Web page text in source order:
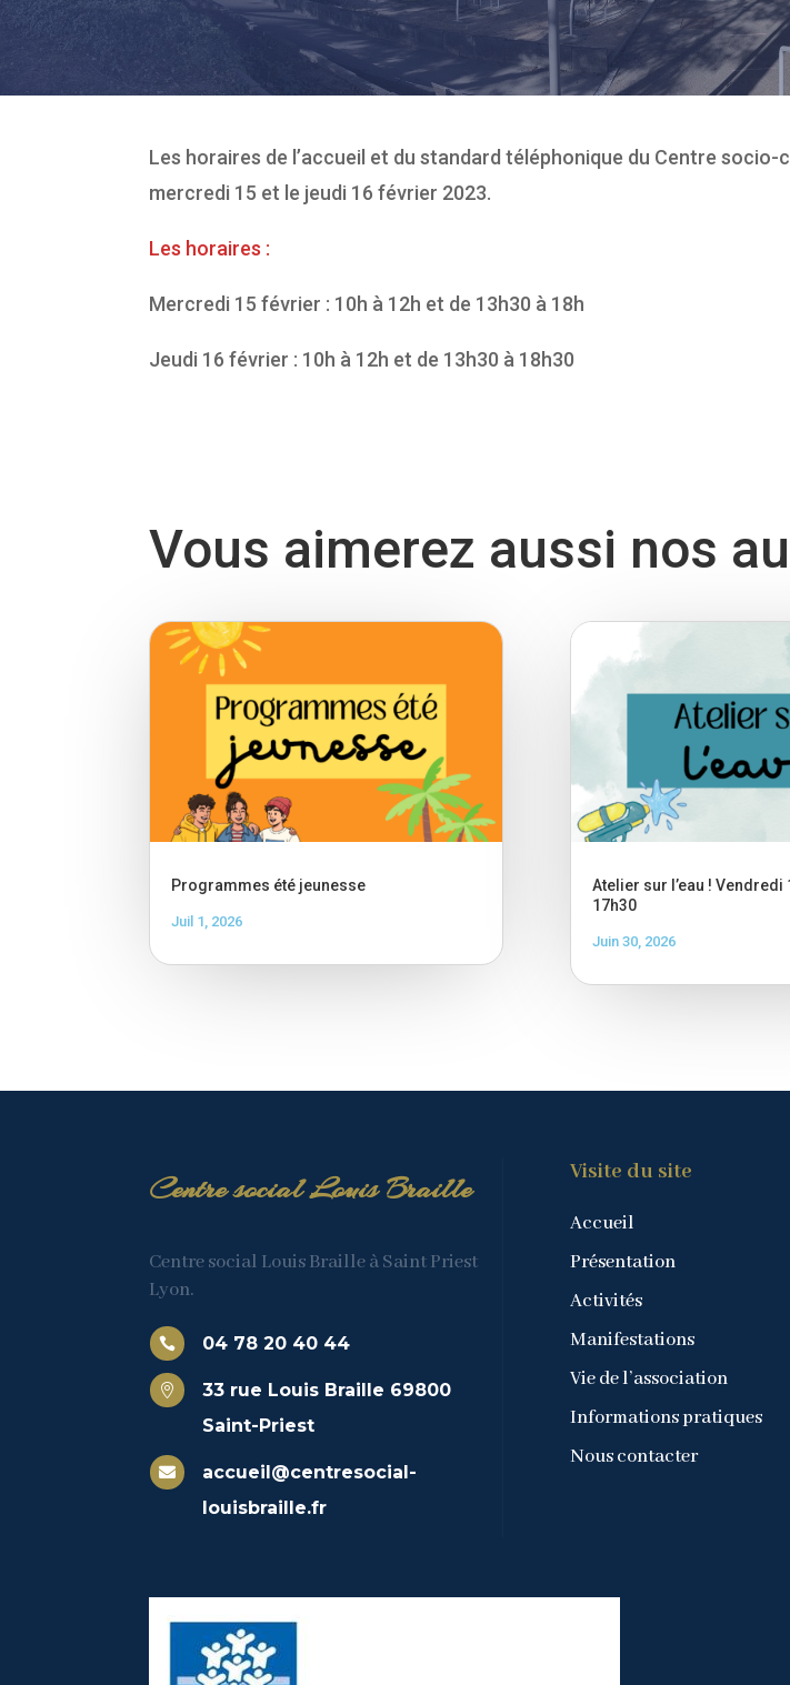
Les horaires de l’accueil et du standard téléphonique du Centre
mercredi 15 et le jeudi 16 février 2023.
Les horaires :
Mercredi 15 février : 10h à 12h et de 13h30 à 18h
Jeudi 16 février : 10h à 12h et de 13h30 à 18h30
Vous aimerez aussi nos
Programmes été jeunesse
Juil 1, 2026
Atelier sur l’eau ! Vendredi
17h30
Juin 30, 2026
Centre social Louis Braille
Centre social Louis Braille à Saint Priest
Lyon.
 04 78 20 40 44

33 rue Louis Braille 69800
Saint-Priest

accueil@centresocial-
louisbraille.fr
Visite du site
Accueil
Présentation
Activités
Manifestations
Vie de l’association
Informations pratiques
Nous contacter